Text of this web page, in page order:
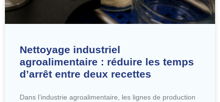
Nettoyage industriel
agroalimentaire : réduire les temps
d’arrêt entre deux recettes
Dans l’industrie agroalimentaire, les lignes de production